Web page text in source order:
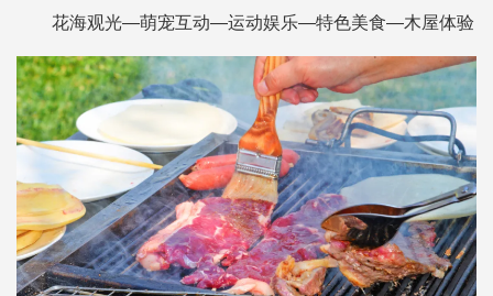
花海观光—萌宠互动—运动娱乐—特色美食—木屋体验